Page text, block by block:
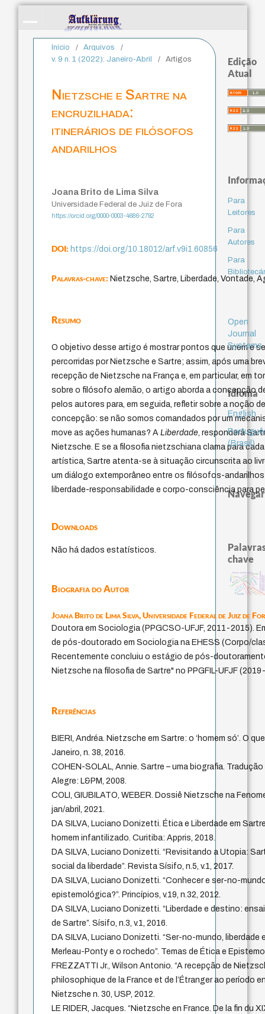
Início / Arquivos
/
v. 9 n. 1 (2022): Janeiro-Abril
/ Artigos
Nietzsche e Sartre na
encruzilhada:
itinerários de filósofos
andarilhos
Joana Brito de Lima Silva
Universidade Federal de Juiz de Fora
https://orcid.org/0000-0003-4686-2792
DOI:https://doi.org/10.18012/arf.v9i1.60856
Palavras-chave:Nietzsche, Sartre, Liberdade, Vontade,
Resumo
O objetivo desse artigo é mostrar pontos que unem e
percorridas por Nietzsche e Sartre; assim, após uma
recepção de Nietzsche na França e, em particular, em
sobre o filósofo alemão, o artigo aborda a concepção
pelos autores para, em seguida, refletir sobre a noção
concepção: se não somos comandados por um
move as ações humanas? ALiberdade, responderá
Nietzsche. E se a filosofia nietzschiana clama para
artística, Sartre atenta-se à situação circunscrita ao
um diálogo extemporâneo entre os filósofos-
liberdade-responsabilidade e corpo-consciência para
Downloads
Não há dados estatísticos.
Biografia do Autor
Joana Brito de Lima Silva,Universidade Federal de Juiz de
Doutora em Sociologia (PPGCSO-UFJF, 2011-2015).
de pós-doutorado em Sociologia na EHESS (Corpo/
Recentemente concluiu o estágio de pós-
Nietzsche na filosofia de Sartre" no PPGFIL-UFJF
Referências
BIERI, Andréa. Nietzsche em Sartre: o ‘homem só’. O
Janeiro, n. 38, 2016.
COHEN-SOLAL, Annie. Sartre – uma biografia.
Alegre: L&PM, 2008.
COLI, GIUBILATO, WEBER. Dossiê Nietzsche na
jan/abril, 2021.
DA SILVA, Luciano Donizetti. Ética e Liberdade em
homem infantilizado. Curitiba: Appris, 2018.
DA SILVA, Luciano Donizetti. “Revisitando a Utopia:
social da liberdade”. Revista Sísifo, n.5, v.1, 2017.
DA SILVA, Luciano Donizetti. “Conhecer e ser-no-
epistemológica?”. Princípios, v.19, n.32, 2012.
DA SILVA, Luciano Donizetti. “Liberdade e destino:
de Sartre”. Sísifo, n.3, v.1, 2016.
DA SILVA, Luciano Donizetti. “Ser-no-mundo, liberdade
Merleau-Ponty e o rochedo”. Temas de Ética e
FREZZATTI Jr., Wilson Antonio. “A recepção de
philosophique de la France et de l’Étranger ao período
Nietzsche n. 30, USP, 2012.
LE RIDER, Jacques. “Nietzsche en France. De la fin du
Edição
Atual
Para
Leitores
Para
Autores
Para
Open
Journal
Systems
Idioma
English
(Brasil)
Navegar
chave
fundamentalismo
jacobi
protágoras
experiência temporal metafísica do tempo
género
idade
intolerância
history of philosophy
homem-medida
filosofia brasileira
j.c.m. neto
palavra
perdón
leyes
violencia
guayaquil
logos
pedagogia
lei arquivos mentais
desejo
bataille
internal relations
mind
animais